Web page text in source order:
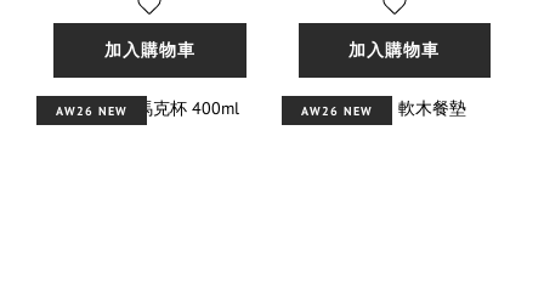
加入購物車 加入購物車
AW26 NEW AW26 NEW